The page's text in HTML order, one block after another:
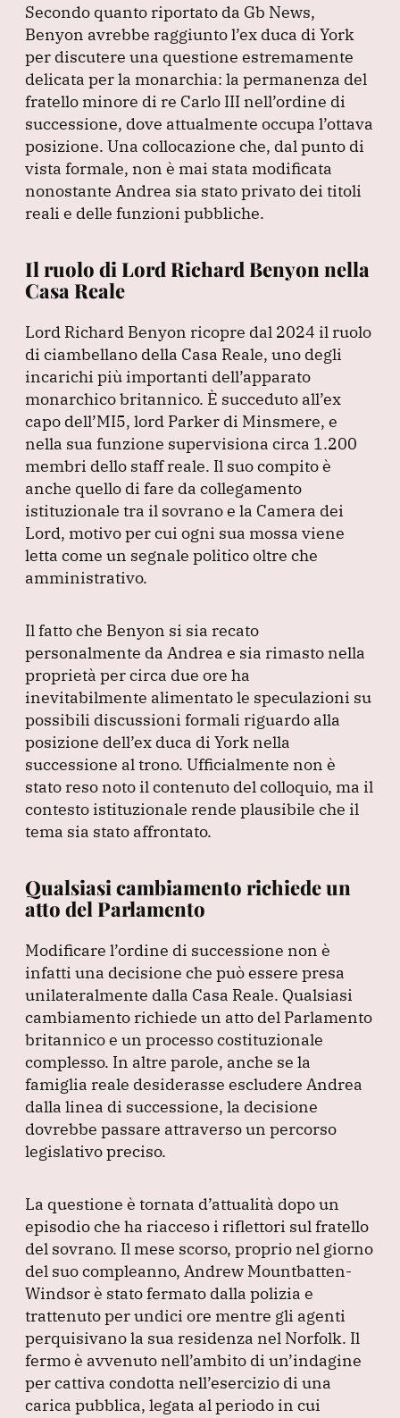
Secondo quanto riportato da Gb News,
Benyon avrebbe raggiunto l’ex duca di York
per discutere una questione estremamente
delicata per la monarchia: la permanenza del
fratello minore di re Carlo III nell’ordine di
successione, dove attualmente occupa l’ottava
posizione. Una collocazione che, dal punto di
vista formale, non è mai stata modificata
nonostante Andrea sia stato privato dei titoli
reali e delle funzioni pubbliche.
Il ruolo di Lord Richard Benyon nella
Casa Reale
Lord Richard Benyon ricopre dal 2024 il ruolo
di ciambellano della Casa Reale, uno degli
incarichi più importanti dell’apparato
monarchico britannico. È succeduto all’ex
capo dell’MI5, lord Parker di Minsmere, e
nella sua funzione supervisiona circa 1.200
membri dello staff reale. Il suo compito è
anche quello di fare da collegamento
istituzionale tra il sovrano e la Camera dei
Lord, motivo per cui ogni sua mossa viene
letta come un segnale politico oltre che
amministrativo.
Il fatto che Benyon si sia recato
personalmente da Andrea e sia rimasto nella
proprietà per circa due ore ha
inevitabilmente alimentato le speculazioni su
possibili discussioni formali riguardo alla
posizione dell’ex duca di York nella
successione al trono. Ufficialmente non è
stato reso noto il contenuto del colloquio, ma il
contesto istituzionale rende plausibile che il
tema sia stato affrontato.
Qualsiasi cambiamento richiede un
atto del Parlamento
Modificare l’ordine di successione non è
infatti una decisione che può essere presa
unilateralmente dalla Casa Reale. Qualsiasi
cambiamento richiede un atto del Parlamento
britannico e un processo costituzionale
complesso. In altre parole, anche se la
famiglia reale desiderasse escludere Andrea
dalla linea di successione, la decisione
dovrebbe passare attraverso un percorso
legislativo preciso.
La questione è tornata d’attualità dopo un
episodio che ha riacceso i riflettori sul fratello
del sovrano. Il mese scorso, proprio nel giorno
del suo compleanno, Andrew Mountbatten-
Windsor è stato fermato dalla polizia e
trattenuto per undici ore mentre gli agenti
perquisivano la sua residenza nel Norfolk. Il
fermo è avvenuto nell’ambito di un’indagine
per cattiva condotta nell’esercizio di una
carica pubblica, legata al periodo in cui